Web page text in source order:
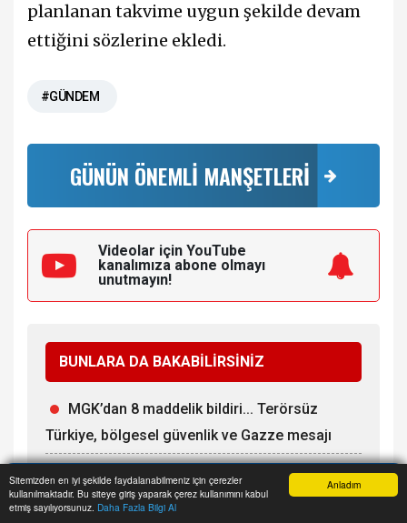
Anladım
Sitemizden en iyi şekilde faydalanabilmeniz için çerezler
kullanılmaktadır. Bu siteye giriş yaparak çerez kullanımını kabul
etmiş sayılıyorsunuz. Daha Fazla Bilgi Al
planlanan takvime uygun şekilde devam
ettiğini sözlerine ekledi.
#GÜNDEM
GÜNÜN ÖNEMLİ MANŞETLERİ
Videolar için YouTube
kanalımıza abone olmayı
unutmayın!
BUNLARA DA BAKABİLİRSİNİZ
MGK’dan 8 maddelik bildiri... Terörsüz
Türkiye, bölgesel güvenlik ve Gazze mesajı
Cumhurbaşkanı Erdoğan, Suudi Arabistan
yolcusu
Anasayfa Yazarlar Haber Ara İhbar Hattı Menu